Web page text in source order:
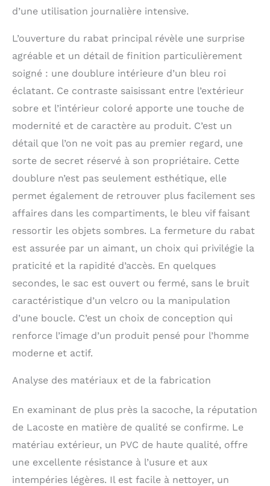
d’une utilisation journalière intensive.
L’ouverture du rabat principal révèle une surprise
agréable et un détail de finition particulièrement
soigné : une doublure intérieure d’un bleu roi
éclatant. Ce contraste saisissant entre l’extérieur
sobre et l’intérieur coloré apporte une touche de
modernité et de caractère au produit. C’est un
détail que l’on ne voit pas au premier regard, une
sorte de secret réservé à son propriétaire. Cette
doublure n’est pas seulement esthétique, elle
permet également de retrouver plus facilement ses
affaires dans les compartiments, le bleu vif faisant
ressortir les objets sombres. La fermeture du rabat
est assurée par un aimant, un choix qui privilégie la
praticité et la rapidité d’accès. En quelques
secondes, le sac est ouvert ou fermé, sans le bruit
caractéristique d’un velcro ou la manipulation
d’une boucle. C’est un choix de conception qui
renforce l’image d’un produit pensé pour l’homme
moderne et actif.
Analyse des matériaux et de la fabrication
En examinant de plus près la sacoche, la réputation
de Lacoste en matière de qualité se confirme. Le
matériau extérieur, un PVC de haute qualité, offre
une excellente résistance à l’usure et aux
intempéries légères. Il est facile à nettoyer, un